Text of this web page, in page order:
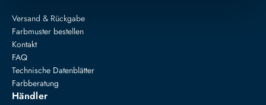
Versand & Rückgabe
Farbmuster bestellen
Kontakt
FAQ
Technische Datenblätter
Farbberatung
Händler